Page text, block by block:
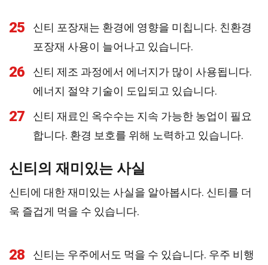
25
신티 포장재는 환경에 영향을 미칩니다. 친환경
포장재 사용이 늘어나고 있습니다.
26
신티 제조 과정에서 에너지가 많이 사용됩니다.
에너지 절약 기술이 도입되고 있습니다.
27
신티 재료인 옥수수는 지속 가능한 농업이 필요
합니다. 환경 보호를 위해 노력하고 있습니다.
신티의 재미있는 사실
신티에 대한 재미있는 사실을 알아봅시다. 신티를 더
욱 즐겁게 먹을 수 있습니다.
28 신티는 우주에서도 먹을 수 있습니다. 우주 비행